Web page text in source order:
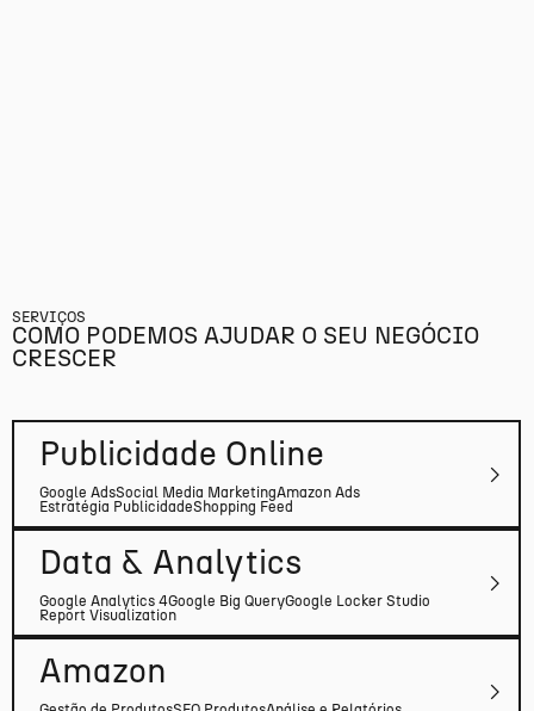
SERVIÇOS
COMO PODEMOS AJUDAR O SEU NEGÓCIO
CRESCER
Publicidade Online
Google AdsSocial Media MarketingAmazon Ads
Estratégia PublicidadeShopping Feed
Data & Analytics
Google Analytics 4Google Big QueryGoogle Locker Studio
Report Visualization
Amazon